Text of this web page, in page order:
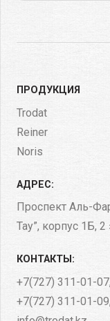
ПРОДУКЦИЯ
Trodat
Reiner
Noris
АДРЕС:
Проспект Аль-
Тау”, корпус 1Б​,
КОНТАКТЫ:
+7(727) 311-01-07,
+7(727) 311-01-09,